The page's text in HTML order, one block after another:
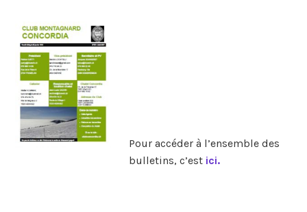
Pour accéder à l’ensemble des
bulletins, c’est ici.